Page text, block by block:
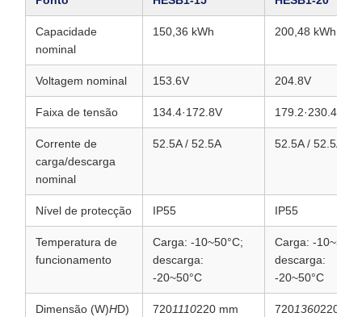
Capacidade
nominal
150,36 kWh 200,48 kWh
Voltagem nominal 153.6V 204.8V
Faixa de tensão 134.4·172.8V 179.2·230.4V
Corrente de
carga/descarga
nominal
52.5A / 52.5A 52.5A / 52.5A
Nível de protecção IP55 IP55
Temperatura de
funcionamento
Carga: -10~50°C;
descarga:
-20~50°C
Carga: -
descarga:
-20~50°C
Dimensão (W)HD) 7201110220 mm 7201360220 mm